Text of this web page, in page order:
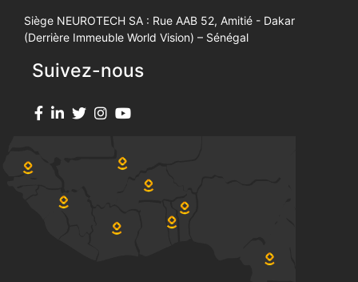
Siège NEUROTECH SA : Rue AAB 52, Amitié - Dakar
(Derrière Immeuble World Vision) – Sénégal
Suivez-nous